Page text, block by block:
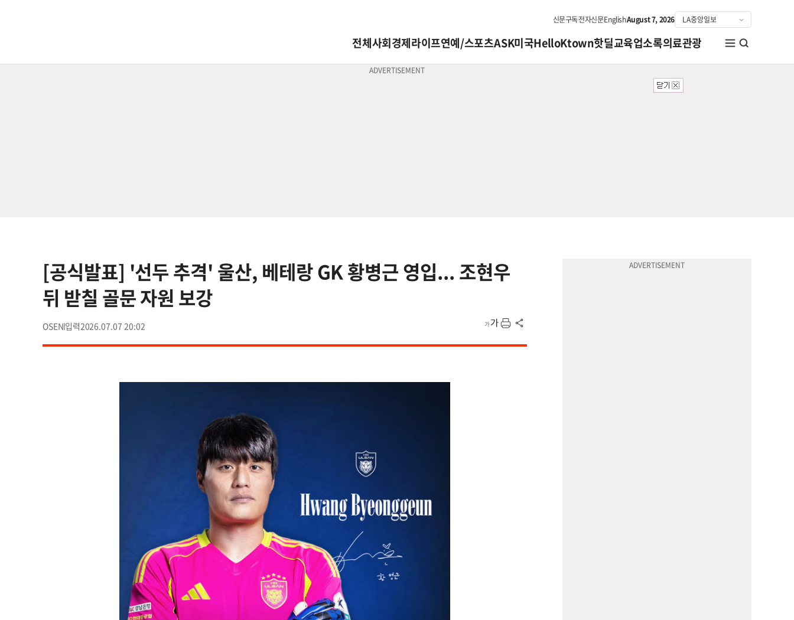
신문구독전자신문EnglishAugust 7, 2026
전체사회경제라이프연예/스포츠ASK미국HelloKtown핫딜교육업소록의료관광
[공식발표] '선두 추격' 울산, 베테랑 GK 황병근 영입... 조현우
뒤 받칠 골문 자원 보강
OSEN 2026.07.07 20:02